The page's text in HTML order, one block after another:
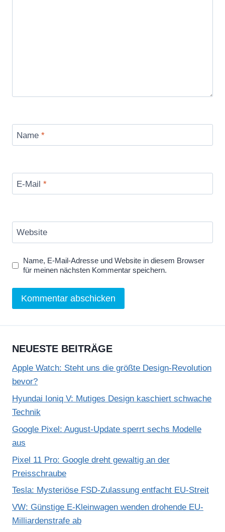
Name *
E-Mail *
Website
Name, E-Mail-Adresse und Website in diesem Browser
für meinen nächsten Kommentar speichern.
NEUESTE BEITRÄGE
Apple Watch: Steht uns die größte Design-Revolution
bevor?
Hyundai Ioniq V: Mutiges Design kaschiert schwache
Technik
Google Pixel: August-Update sperrt sechs Modelle
aus
Pixel 11 Pro: Google dreht gewaltig an der
Preisschraube
Tesla: Mysteriöse FSD-Zulassung entfacht EU-Streit
VW: Günstige E-Kleinwagen wenden drohende EU-
Milliardenstrafe ab